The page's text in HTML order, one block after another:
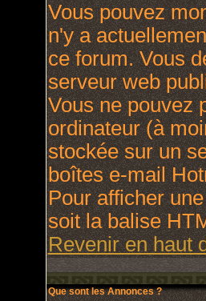
Vous pouvez
n'y a
ce forum. Vous
serveur web
Vous ne pouvez
ordinateur (à
stockée sur un
boîtes e-mail
Pour afficher
soit la balise
Revenir en haut
Que sont les Annonces ?